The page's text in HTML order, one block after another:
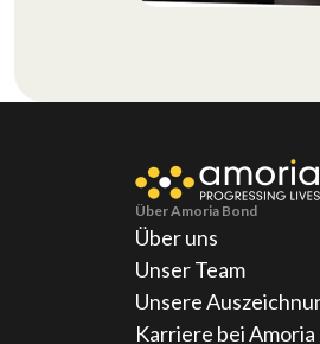
Über Amoria Bond
Über uns
Unser Team
Unsere
Karriere bei Amoria